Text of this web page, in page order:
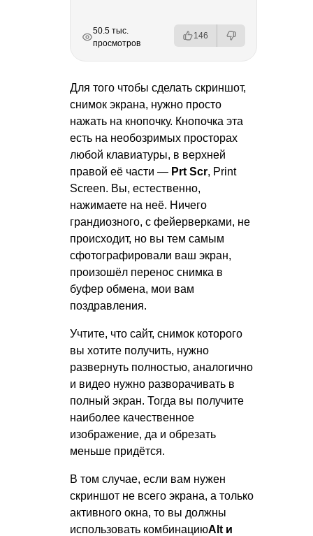
РЕКЛАМА
РЕКЛАМА
РЕКЛАМА
РЕКЛАМА
50.5 тыс.
просмотров
146
Для того чтобы сделать скриншот,
снимок экрана, нужно просто
нажать на кнопочку. Кнопочка эта
есть на необозримых просторах
любой клавиатуры, в верхней
правой её части — Prt Scr, Print
Screen. Вы, естественно,
нажимаете на неё. Ничего
грандиозного, с фейерверками, не
происходит, но вы тем самым
сфотографировали ваш экран,
произошёл перенос снимка в
буфер обмена, мои вам
поздравления.
Учтите, что сайт, снимок которого
вы хотите получить, нужно
развернуть полностью, аналогично
и видео нужно разворачивать в
полный экран. Тогда вы получите
наиболее качественное
изображение, да и обрезать
меньше придётся.
В том случае, если вам нужен
скриншот не всего экрана, а только
активного окна, то вы должны
использовать комбинациюAlt и